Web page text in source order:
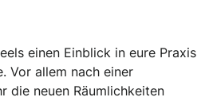
einen Einblick in eure Praxis
Vor allem nach einer
die neuen Räumlichkeiten